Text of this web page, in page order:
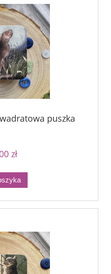
puszka
zł